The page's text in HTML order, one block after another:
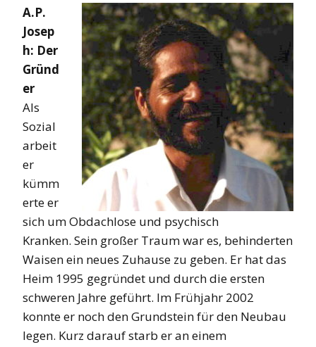
A.P.
Josep
h: Der
Gründ
er
Als
Sozial
arbeit
er
kümm
erte er
sich um Obdachlose und psychisch
Kranken. Sein großer Traum war es, behinderten
Waisen ein neues Zuhause zu geben. Er hat das
Heim 1995 gegründet und durch die ersten
schweren Jahre geführt. Im Frühjahr 2002
konnte er noch den Grundstein für den Neubau
legen. Kurz darauf starb er an einem